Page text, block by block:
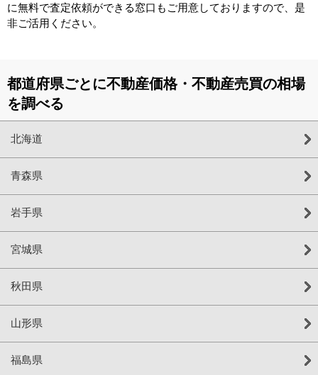
に無料で査定依頼ができる窓口もご用意しておりますので、是
非ご活用ください。
都道府県ごとに不動産価格・不動産売買の相場
を調べる
北海道
青森県
岩手県
宮城県
秋田県
山形県
福島県